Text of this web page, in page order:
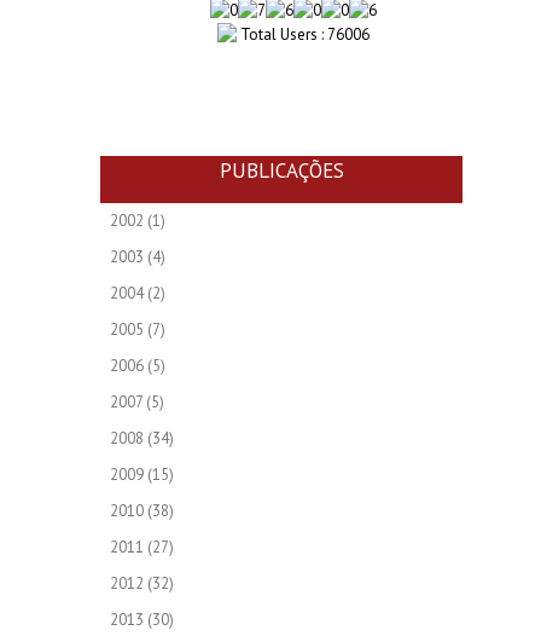
Total Users : 76006
PUBLICAÇÕES
2002 (1)
2003 (4)
2004(2)
2005 (7)
2006 (5)
2007 (5)
2008 (34)
2009 (15)
2010 (38)
2011 (27)
2012 (32)
2013 (30)